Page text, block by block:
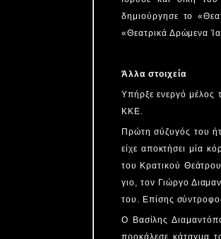
δημιούργησε το
«Θεατρικά Δρώμενα
Άλλα στοιχεία
Υπήρξε ενεργό μέλος
ΚΚΕ.
Πρώτη σύζυγός του
είχε αποκτήσει μία
του Κρατικού
γιο, τον Γιώργο
του. Επίσης
Ο Βασίλης
προκάλεσε κάταγμα